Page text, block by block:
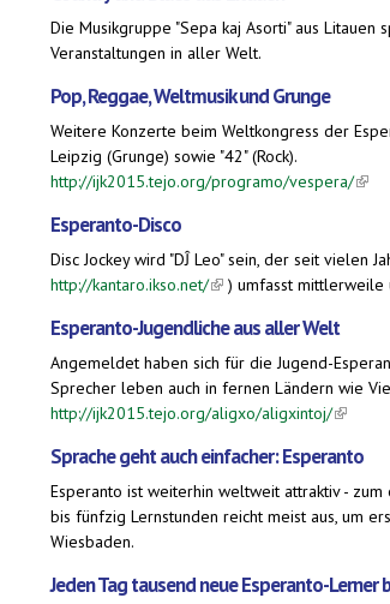
Die Musikgruppe "Sepa kaj Asorti" aus
Veranstaltungen in aller Welt.
Pop, Reggae, Weltmusik und Grunge
Weitere Konzerte beim Weltkongress der
Leipzig (Grunge) sowie "42" (Rock).
http://ijk2015.tejo.org/programo/vespera/(link
Esperanto-Disco
Disc Jockey wird "DĴ Leo" sein, der seit vielen
http://kantaro.ikso.net/(link is external)
) umfasst
Esperanto-Jugendliche aus aller Welt
Angemeldet haben sich für die Jugend-
Sprecher leben auch in fernen Ländern wie
http://ijk2015.tejo.org/aligxo/aligxintoj/(link is
Sprache geht auch einfacher: Esperanto
Esperanto ist weiterhin weltweit attraktiv -
bis fünfzig Lernstunden reicht meist aus, um
Wiesbaden.
Jeden Tag tausend neue Esperanto-Lerner